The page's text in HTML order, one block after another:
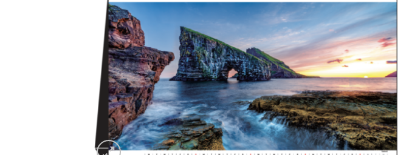
Add to
Wishlist